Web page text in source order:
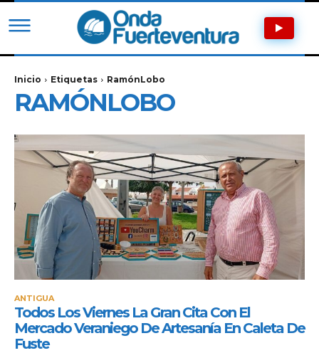
Inicio Etiquetas RamónLobo
RAMÓNLOBO
ANTIGUA
Todos Los Viernes La Gran Cita Con El
Mercado Veraniego De Artesanía En Caleta De
Fuste